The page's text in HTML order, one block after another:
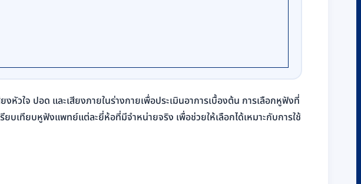
จ ปอด และเสียงภายในร่างกายเพื่อประเมินอาการเบื้องต้น การเลือกหูฟังที่
บเทียบหูฟังแพทย์แต่ละยี่ห้อที่มีจำหน่ายจริง เพื่อช่วยให้เลือกได้เหมาะกับการใช้